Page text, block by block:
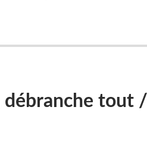
débranche tout /